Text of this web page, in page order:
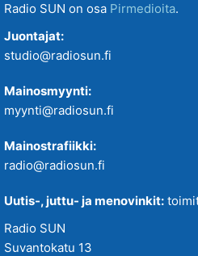
Radio SUN on osa Pirmedioita.
Juontajat:
studio@radiosun.fi
Mainosmyynti:
myynti@radiosun.fi
Mainostrafiikki:
radio@radiosun.fi
Uutis-, juttu- ja menovinkit:
Radio SUN
Suvantokatu 13